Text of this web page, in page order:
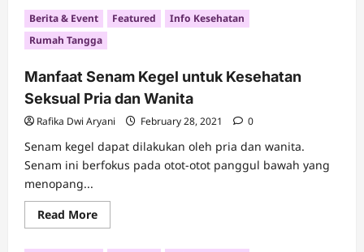
Pentingnya
Belajar
Parenting
dalam
Pembentukan
Anak
Berita & Event Featured
Info Kesehatan
Rumah Tangga
Manfaat Senam Kegel untuk Kesehatan
Seksual Pria dan Wanita
Rafika Dwi Aryani February 28, 2021 0
Senam kegel dapat dilakukan oleh pria dan wanita.
Senam ini berfokus pada otot-otot panggul bawah yang
menopang...
Read MoreRead
more
Manfaat